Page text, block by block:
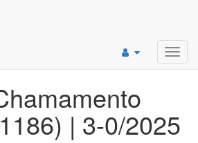
| 3-0/2025